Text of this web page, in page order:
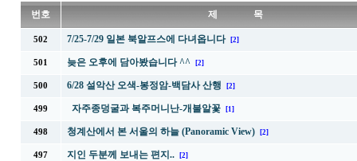
번호 제 목
502 7/25-7/29 일본 북알프스에 다녀옵니다 [2]
501 늦은 오후에 담아봤습니다 ^^ [2]
500 6/28 설악산 오색-봉정암-백담사 산행 [2]
499 자주종덩굴과 복주머니난-개불알꽃 [1]
498 청계산에서 본 서울의 하늘 (Panoramic View) [2]
497 지인 두분께 보내는 편지.. [2]